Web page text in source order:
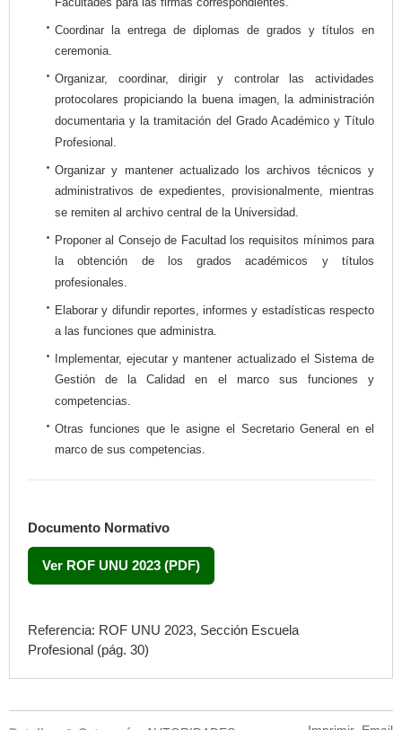
Facultades para las firmas correspondientes.
Coordinar la entrega de diplomas de grados y títulos en
ceremonia.
Organizar, coordinar, dirigir y controlar las actividades
protocolares propiciando la buena imagen, la administración
documentaria y la tramitación del Grado Académico y Título
Profesional.
Organizar y mantener actualizado los archivos técnicos y
administrativos de expedientes, provisionalmente, mientras
se remiten al archivo central de la Universidad.
Proponer al Consejo de Facultad los requisitos mínimos para
la obtención de los grados académicos y títulos
profesionales.
Elaborar y difundir reportes, informes y estadísticas respecto
a las funciones que administra.
Implementar, ejecutar y mantener actualizado el Sistema de
Gestión de la Calidad en el marco sus funciones y
competencias.
Otras funciones que le asigne el Secretario General en el
marco de sus competencias.
Documento Normativo
Ver ROF UNU 2023 (PDF)
Referencia: ROF UNU 2023, Sección Escuela
Profesional (pág. 30)